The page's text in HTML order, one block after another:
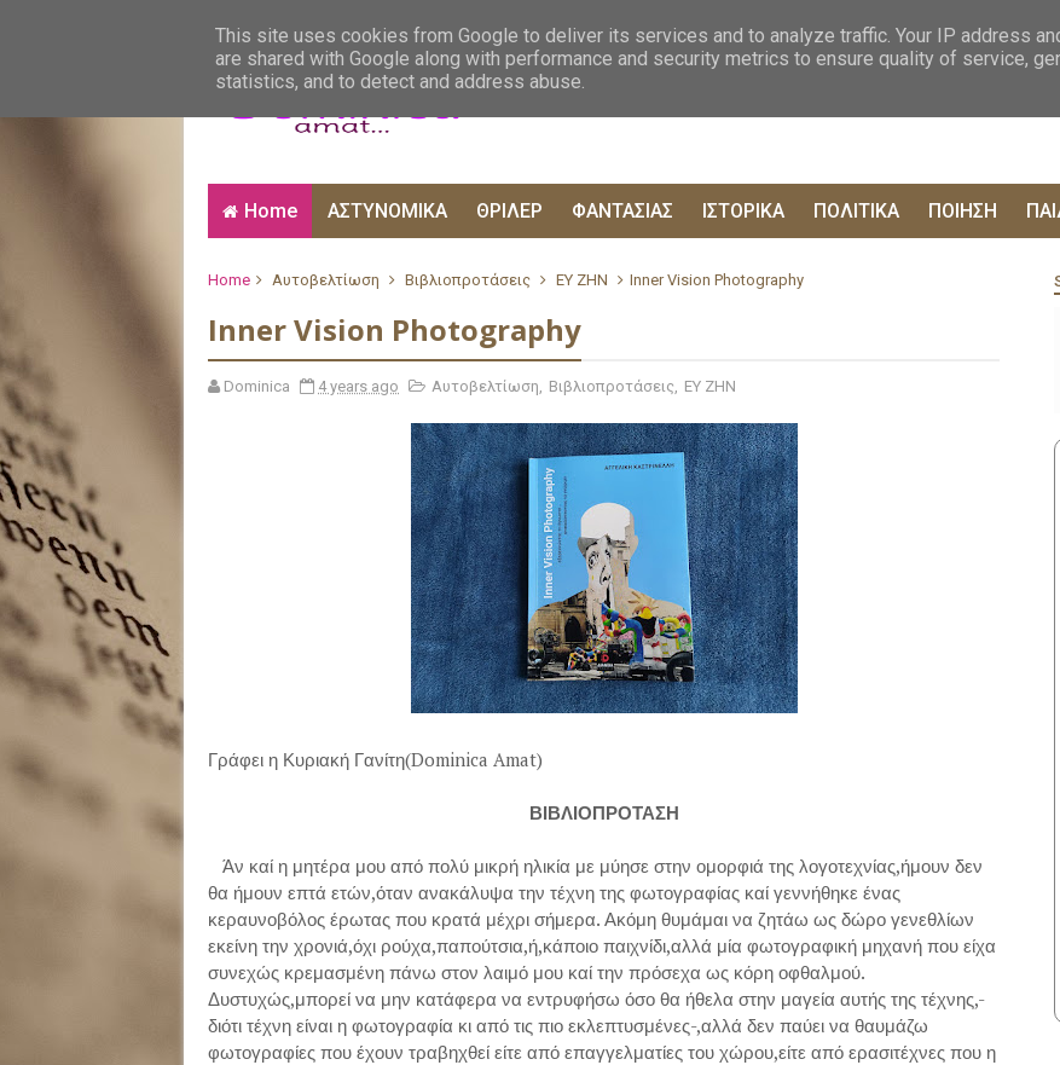
Home ΑΣΤΥΝΟΜΙΚΑ ΘΡΙΛΕΡ ΦΑΝΤΑΣΙΑΣ ΙΣΤΟΡΙΚΑ ΠΟΛΙΤΙΚΑ ΠΟΙΗΣΗ
Home Αυτοβελτίωση Βιβλιοπροτάσεις ΕΥ ΖΗΝ Inner Vision Photography
Inner Vision Photography
Dominica 4 years ago Αυτοβελτίωση, Βιβλιοπροτάσεις, ΕΥ ΖΗΝ
Γράφει η Κυριακή Γανίτη(Dominica Amat)
ΒΙΒΛΙΟΠΡΟΤΑΣΗ
Άν καί η μητέρα μου από πολύ μικρή ηλικία με μύησε στην ομορφιά της λογοτεχνίας,ήμουν δεν
θα ήμουν επτά ετών,όταν ανακάλυψα την τέχνη της φωτογραφίας καί γεννήθηκε ένας
κεραυνοβόλος έρωτας που κρατά μέχρι σήμερα. Ακόμη θυμάμαι να ζητάω ως δώρο γενεθλίων
εκείνη την χρονιά,όχι ρούχα,παπούτσια,ή,κάποιο παιχνίδι,αλλά μία φωτογραφική μηχανή που είχα
συνεχώς κρεμασμένη πάνω στον λαιμό μου καί την πρόσεχα ως κόρη οφθαλμού.
Δυστυχώς,μπορεί να μην κατάφερα να εντρυφήσω όσο θα ήθελα στην μαγεία αυτής της τέχνης,-
διότι τέχνη είναι η φωτογραφία κι από τις πιο εκλεπτυσμένες-,αλλά δεν παύει να θαυμάζω
φωτογραφίες που έχουν τραβηχθεί είτε από επαγγελματίες του χώρου,είτε από ερασιτέχνες που η
This site uses cookies from Google to deliver its services and to analyze traffic. Your IP address
are shared with Google along with performance and security metrics to ensure quality of service,
statistics, and to detect and address abuse.